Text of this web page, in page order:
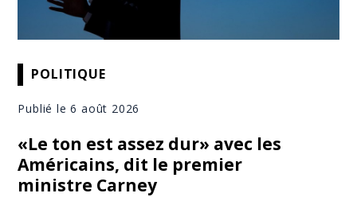
POLITIQUE
Publié le 6 août 2026
«Le ton est assez dur» avec les
Américains, dit le premier
ministre Carney